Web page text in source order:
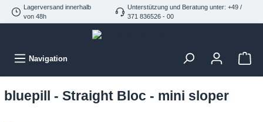
Lagerversand innerhalb
von 48h
Unterstützung und Beratung unter: +49 /
371 836526 - 00
Navigation
bluepill - Straight Bloc - mini sloper